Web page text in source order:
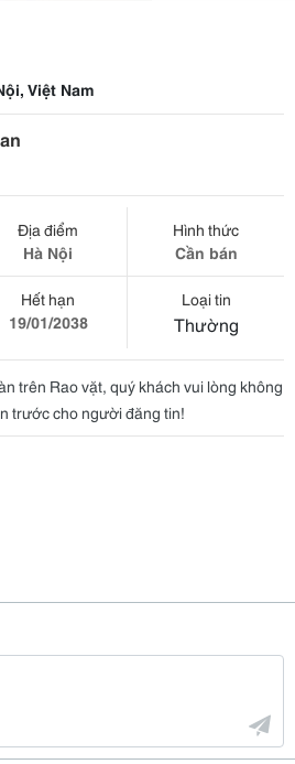
Việt Nam
Địa điểm
Hà Nội
Hình thức
Cần bán
Hết hạn
19/01/2038
Loại tin
Thường
trên Rao vặt, quý khách vui lòng không
trước cho người đăng tin!